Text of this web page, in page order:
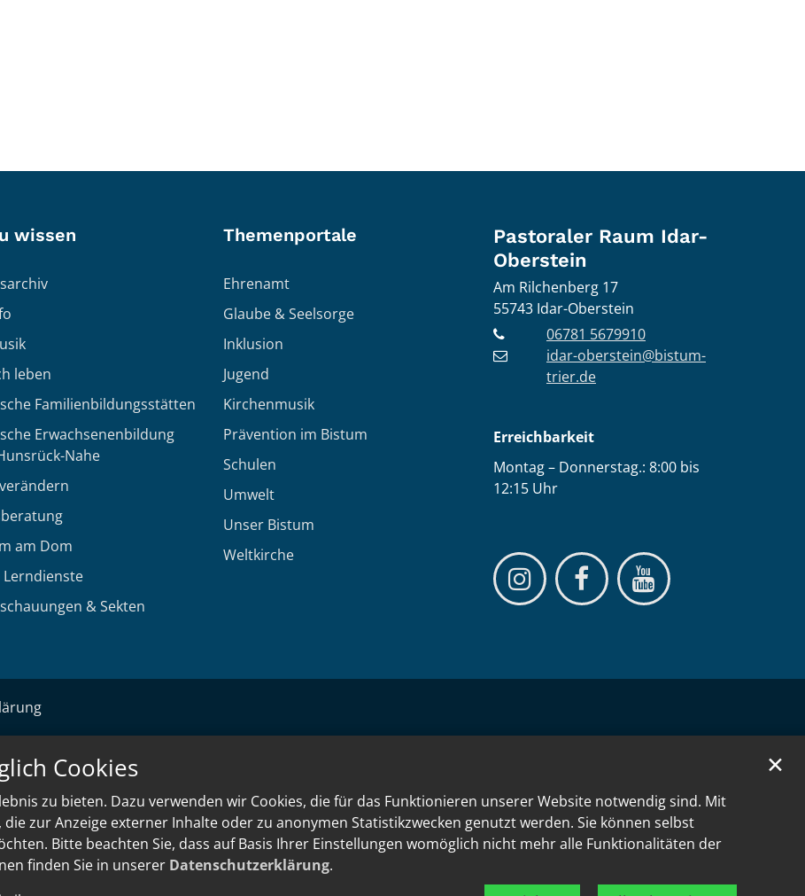
Cookies
zu bieten. Dazu verwenden wir Cookies, die für das Funktionieren unserer Website notwendig sind. Mit
zur Anzeige externer Inhalte oder zu anonymen Statistikzwecken genutzt werden. Sie können selbst
Bitte beachten Sie, dass auf Basis Ihrer Einstellungen womöglich nicht mehr alle Funktionalitäten der
finden Sie in unserer Datenschutzerklärung.
✕
wissen
leben
Familienbildungsstätten
Erwachsenenbildung
Nahe
am Dom
Lerndienste
& Sekten
Themenportale
Ehrenamt
Glaube & Seelsorge
Inklusion
Jugend
Kirchenmusik
Prävention im Bistum
Schulen
Umwelt
Unser Bistum
Weltkirche
Pastoraler Raum Idar-
Oberstein
Am Rilchenberg 17
55743 Idar-Oberstein
06781 5679910
idar-oberstein@bistum-
trier.de
Erreichbarkeit
Montag – Donnerstag.: 8:00 bis
12:15 Uhr